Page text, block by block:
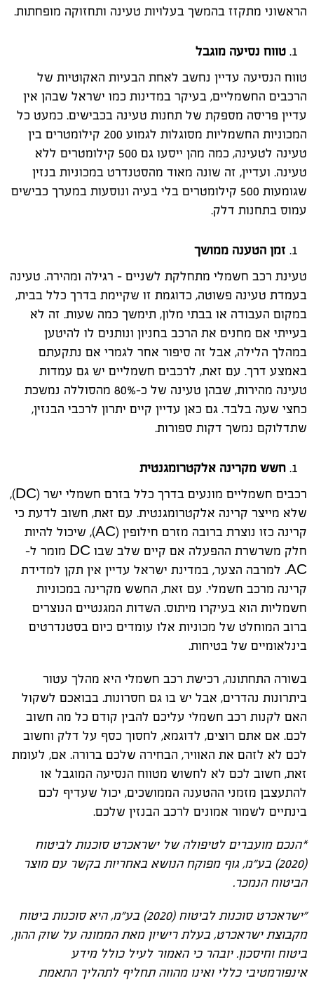
הראשוני מתקזז בהמשך בעלויות טעינה ותחזוקה מופחתות.
טווח נסיעה מוגבל
טווח הנסיעה עדיין נחשב לאחת הבעיות האקוטיות של
הרכבים החשמליים, בעיקר במדינות כמו ישראל שבהן אין
עדיין פריסה מספקת של תחנות טעינה בכבישים. כמעט כל
המכוניות החשמליות מסוגלות לגמוע 200 קילומטרים בין
טעינה לטעינה, כמה מהן ייסעו גם 500 קילומטרים ללא
טעינה. ועדיין, זה שונה מאוד מהסטנדרט במכוניות בנזין
שגומעות 500 קילומטרים בלי בעיה ונוסעות במערך כבישים
עמוס בתחנות דלק.
זמן הטענה ממושך
טעינת רכב חשמלי מתחלקת לשניים - רגילה ומהירה. טעינה
בעמדת טעינה פשוטה, כדוגמת זו שקיימת בדרך כלל בבית,
במקום העבודה או בבתי מלון, תימשך כמה שעות. זה לא
בעייתי אם מחנים את הרכב בחניון ונותנים לו להיטען
במהלך הלילה, אבל זה סיפור אחר לגמרי אם נתקעתם
באמצע דרך. עם זאת, לרכבים חשמליים יש גם עמדות
טעינה מהירות, שבהן טעינה של כ-80% מהסוללה נמשכת
כחצי שעה בלבד. גם כאן עדיין קיים יתרון לרכבי הבנזין,
שתדלוקם נמשך דקות ספורות.
חשש מקרינה אלקטרומגנטית
רכבים חשמליים מונעים בדרך כלל בזרם חשמלי ישר (DC),
שלא מייצר קרינה אלקטרומגנטית. עם זאת, חשוב לדעת כי
קרינה כזו נוצרת ברובה מזרם חילופין (AC), שיכול להיות
חלק משרשרת ההפעלה אם קיים שלב שבו DC מומר ל-
AC. למרבה הצער, במדינת ישראל עדיין אין תקן למדידת
קרינה מרכב חשמלי. עם זאת, החשש מקרינה במכוניות
חשמליות הוא בעיקרו מיתוס. השדות המגנטיים הנוצרים
ברוב המוחלט של מכוניות אלו עומדים כיום בסטנדרטים
בינלאומיים של בטיחות.
בשורה התחתונה, רכישת רכב חשמלי היא מהלך עטור
ביתרונות נהדרים, אבל יש בו גם חסרונות. בבואכם לשקול
האם לקנות רכב חשמלי עליכם להבין קודם כל מה חשוב
לכם. אם אתם רוצים, לדוגמא, לחסוך כסף על דלק וחשוב
לכם לא לזהם את האוויר, הבחירה שלכם ברורה. אם, לעומת
זאת, חשוב לכם לא לחשוש מטווח הנסיעה המוגבל או
להתעצבן מזמני ההטענה הממושכים, יכול שעדיף לכם
בינתיים לשמור אמונים לרכב הבנזין שלכם.
*הנכם מועברים לטיפולה של ישראכרט סוכנות לביטוח
(2020) בע"מ, גוף מפוקח הנושא באחריות בקשר עם מוצר
הביטוח הנמכר.
"ישראכרט סוכנות לביטוח (2020) בע"מ, היא סוכנות ביטוח
מקבוצת ישראכרט, בעלת רישיון מאת הממונה על שוק ההון,
ביטוח וחיסכון. יובהר כי האמור לעיל כולל מידע
אינפורמטיבי כללי ואינו מהווה תחליף לתהליך התאמת